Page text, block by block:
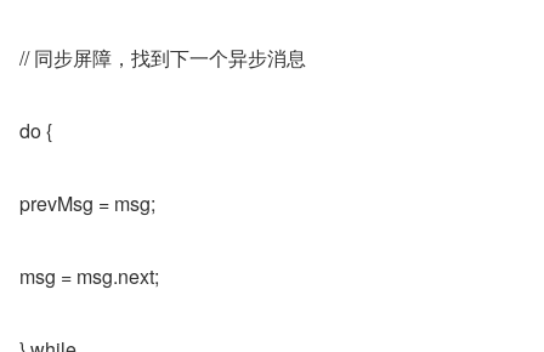
// 同步屏障，找到下一个异步消息
do {
prevMsg = msg;
msg = msg.next;